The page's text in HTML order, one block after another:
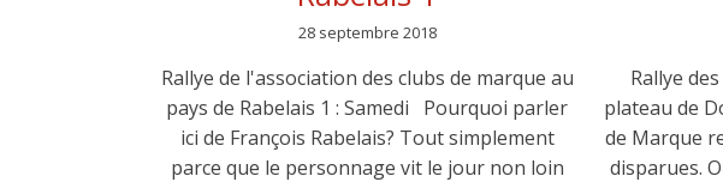
28 septembre 2018
Rallye de l'association des clubs de marque au
pays de Rabelais 1 : Samedi Pourquoi parler
ici de François Rabelais? Tout simplement
parce que le personnage vit le jour non loin
Rallye
plateau de
de Marque
disparues.